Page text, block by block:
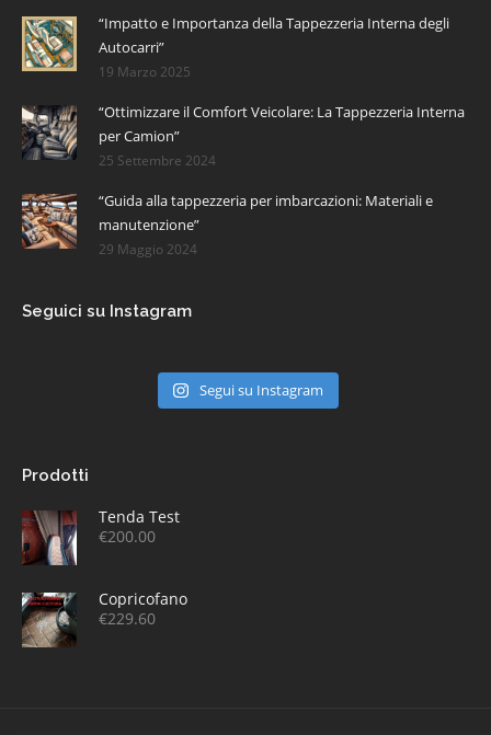
“Impatto e Importanza della Tappezzeria Interna degli
Autocarri”
19 Marzo 2025
“Ottimizzare il Comfort Veicolare: La Tappezzeria Interna
per Camion”
25 Settembre 2024
“Guida alla tappezzeria per imbarcazioni: Materiali e
manutenzione”
29 Maggio 2024
Seguici su Instagram
Segui su Instagram
Prodotti
Tenda Test
€200.00
Copricofano
€229.60